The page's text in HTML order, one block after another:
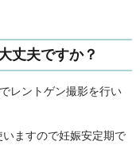
丈夫ですか？
レントゲン撮影を行い
ますので妊娠安定期で